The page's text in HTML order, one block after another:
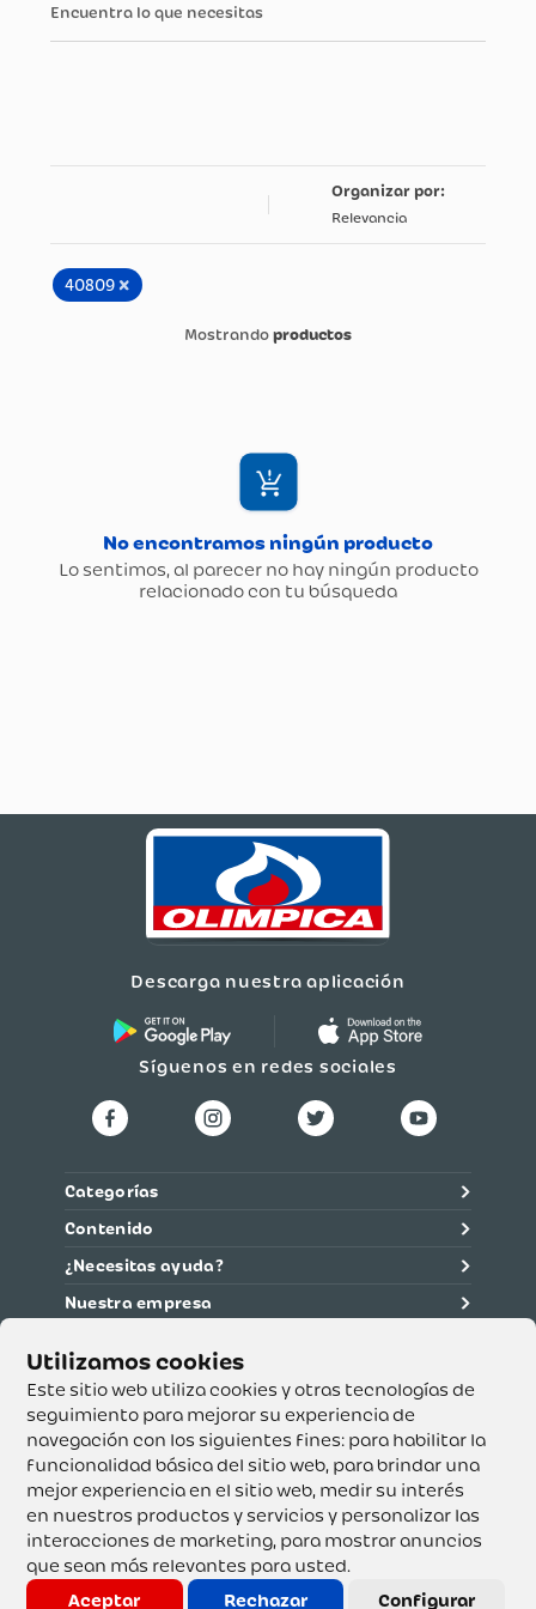
Este sitio web utiliza cookies y otras tecnologías de
seguimiento para mejorar su experiencia de
navegación con los siguientes fines: para habilitar la
funcionalidad básica del sitio web, para brindar una
mejor experiencia en el sitio web, medir su interés
en nuestros productos y servicios y personalizar las
interacciones de marketing, para mostrar anuncios
que sean más relevantes para usted.
Aceptar
Rechazar Configurar
Encuentra lo que necesitas
Relevancia
40809 ×
productos
Descarga nuestra aplicación
Síguenos en redes sociales
Categorías
Contenido
¿Necesitas ayuda?
Nuestra empresa
Supertiendas y Drogería Olímpica S.A. - Nit 890.107.487 -
Dirección de notificación: Calle 53 No. 46-192 local 3-01
Teléfono: 3232540999 - Correo:
servicioalcliente@olimpica.com.co
Copyright o Actualización 2023 OLÍMPICA S.A. Derechos
Reservados.